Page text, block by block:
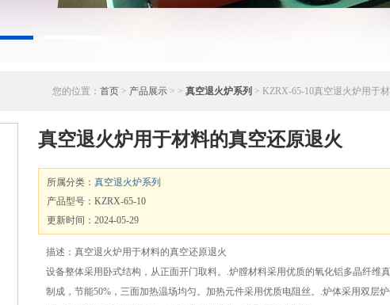
您的位置： 首页 > 产品展示 > > 真空退火炉系列 > KZRX-65-10真空退火炉用于
真空退火炉用于材料的真空还原退火
所属分类： 真空退火炉系列
产品型号：KZRX-65-10
更新时间：2024-05-29
描述：真空退火炉用于材料的真空还原退火
设备整体采用卧式结构，从正面开门取料。.炉膛材料采用优质的氧化铝多晶纤维
制成，节能50%，三面加热温场均匀。加热元件采用优质电阻丝。.炉体采用双层